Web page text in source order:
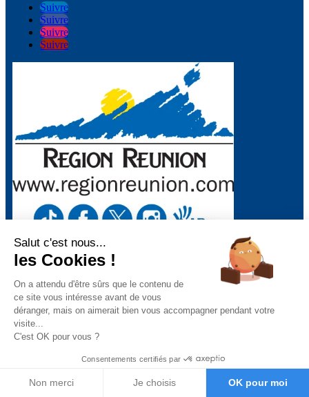
Suivre
Suivre
Suivre
Suivre
Mentions légales– Politique de confidentialité –Gestion des
cookies–Remboursements/ Retours
Conditions générales
d’utilisation
“Ce site a été financé à l’aide du FEDER (REACT-UE) dans le cadre de la réponse
de l’Union européenne à la pandémie COVID-19. L’Europe s’engage à La Réunion”
Téléchargez nos conditions générales de vente
Téléchargez la déclaration d’activité
Salut c'est nous...
les Cookies !
On a attendu d'être sûrs que le contenu de
ce site vous intéresse avant de vous
déranger, mais on aimerait bien vous accompagner pendant votre
visite...
C'est OK pour vous ?
Consentements certifiés par
Non merci Je choisis OK pour moi